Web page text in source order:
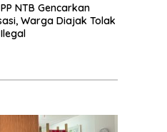
NTB Gencarkan
Warga Diajak Tolak